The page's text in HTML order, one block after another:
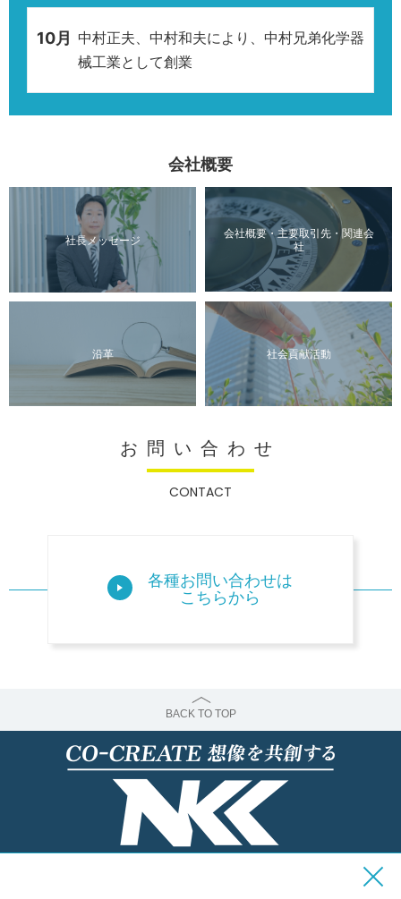
10月
中村正夫、中村和夫により、中村兄弟化学器
械工業として創業
会社概要
社長メッセージ
会社概要・主要取引先・関連会
社
沿革 社会貢献活動
お問い合わせ
CONTACT
各種お問い合わせは
こちらから
BACK TO TOP